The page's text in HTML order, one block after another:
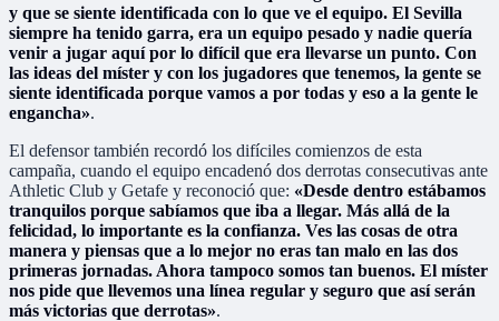
y que se siente identificada con lo que ve el equipo. El Sevilla
siempre ha tenido garra, era un equipo pesado y nadie quería
venir a jugar aquí por lo difícil que era llevarse un punto. Con
las ideas del míster y con los jugadores que tenemos, la gente se
siente identificada porque vamos a por todas y eso a la gente le
engancha».
El defensor también recordó los difíciles comienzos de esta
campaña, cuando el equipo encadenó dos derrotas consecutivas ante
Athletic Club y Getafe y reconoció que: «Desde dentro estábamos
tranquilos porque sabíamos que iba a llegar. Más allá de la
felicidad, lo importante es la confianza. Ves las cosas de otra
manera y piensas que a lo mejor no eras tan malo en las dos
primeras jornadas. Ahora tampoco somos tan buenos. El míster
nos pide que llevemos una línea regular y seguro que así serán
más victorias que derrotas».